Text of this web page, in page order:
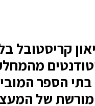
מ-12 בתי הספר
של